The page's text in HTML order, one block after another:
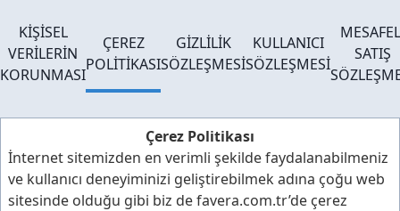
KİŞİSEL
VERİLERİN
KORUNMASI
ÇEREZ
POLİTİKASI
GİZLİLİK
SÖZLEŞMESİ
KULLANICI
SÖZLEŞMESİ
SATIŞ
Çerez Politikası
İnternet sitemizden en verimli şekilde faydalanabilmeniz
ve kullanıcı deneyiminizi geliştirebilmek adına çoğu web
sitesinde olduğu gibi biz de favera.com.tr’de çerez